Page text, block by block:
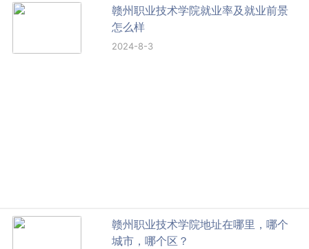
赣州职业技术学院就业率及就业前景
怎么样
2024-8-3
赣州职业技术学院地址在哪里，哪个
城市，哪个区？